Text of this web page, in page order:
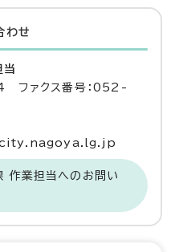
わせ
当
ァクス番号：052-
作業担当へのお問い